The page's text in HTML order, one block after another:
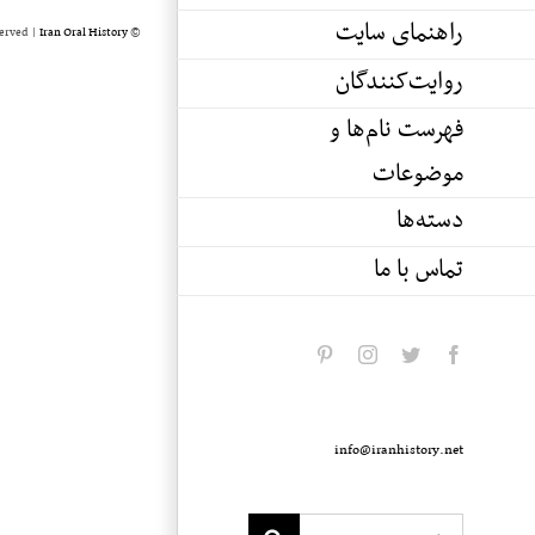
راهنمای سایت
روایت‌کنندگان
فهرست نام‌ها و
موضوعات
دسته‌ها
تماس با ما
facebook
twitter
instagram
info@iranhistory.net
© Copyright 2020 -
| Iran Oral History